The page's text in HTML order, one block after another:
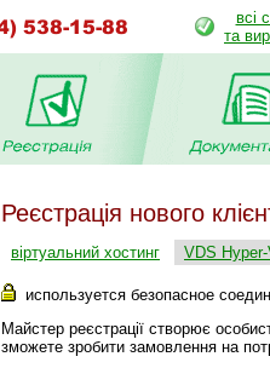
всі
та
Реєстрація нового
віртуальний хостинг VDS
используется безопасное
Майстер реєстрації створює
зможете зробити замовлення на